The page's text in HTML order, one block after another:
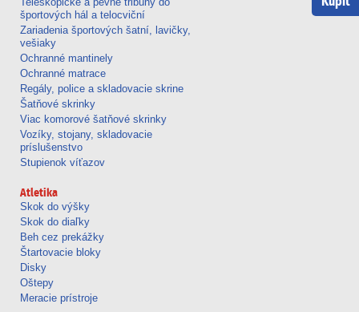
športových hál a telocviční
Zariadenia športových šatní, lavičky,
vešiaky
Ochranné mantinely
Ochranné matrace
Regály, police a skladovacie skrine
Šatňové skrinky
Viac komorové šatňové skrinky
Vozíky, stojany, skladovacie
príslušenstvo
Stupienok víťazov
Atletika
Skok do výšky
Skok do diaľky
Beh cez prekážky
Štartovacie bloky
Disky
Oštepy
Meracie prístroje